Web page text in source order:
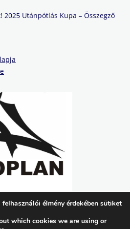
2025 Utánpótlás Kupa – Összegző
élmény érdekében sütiket
which cookies we are using or